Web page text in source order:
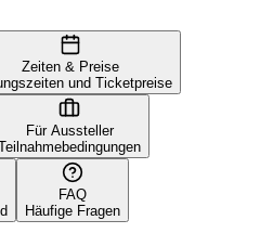
Zeiten & Preise
und Ticketpreise
Für Aussteller
FAQ
Häufige Fragen